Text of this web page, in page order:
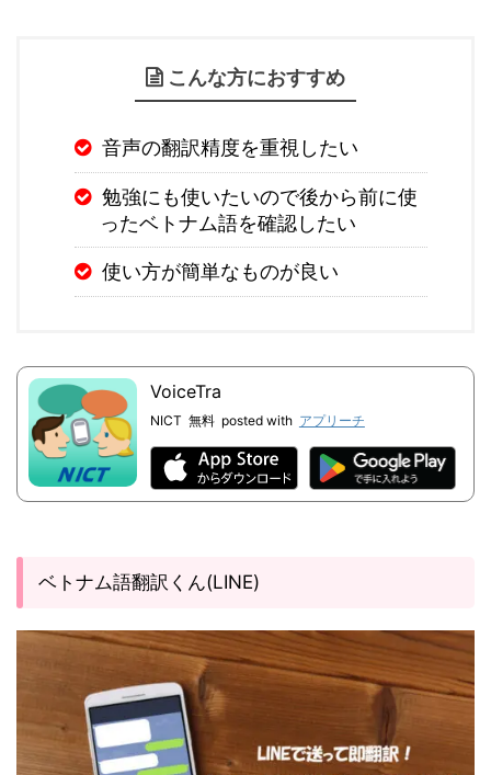
こんな方におすすめ
音声の翻訳精度を重視したい
勉強にも使いたいので後から前に使
ったベトナム語を確認したい
使い方が簡単なものが良い
VoiceTra
NICT 無料 posted with アプリーチ
ベトナム語翻訳くん(LINE)